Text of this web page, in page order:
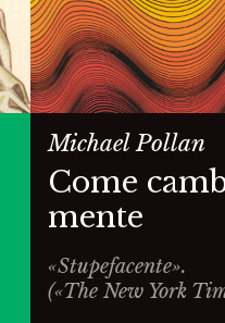
Michael Pollan
Come
mente
«Stupefacente».
(«The New York